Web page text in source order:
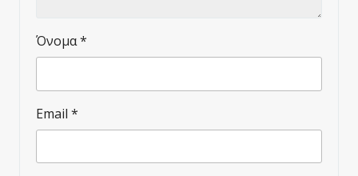
Όνομα*
Email *